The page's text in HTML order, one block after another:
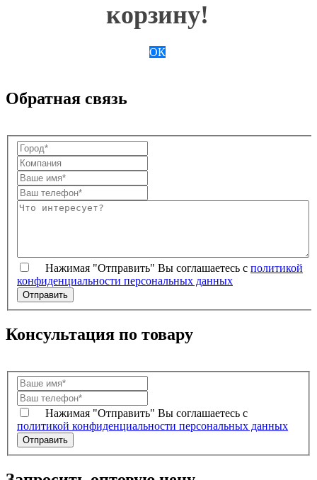
корзину!
ОК
Обратная связь
Нажимая "Отправить" Вы соглашаетесь с политикой
конфиденциальности персональных данных
Консультация по товару
Нажимая "Отправить" Вы соглашаетесь с
политикой конфиденциальности персональных данных